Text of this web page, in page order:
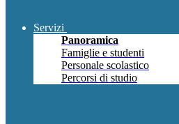
Servizi
Panoramica
Famiglie e studenti
Personale scolastico
Percorsi di studio